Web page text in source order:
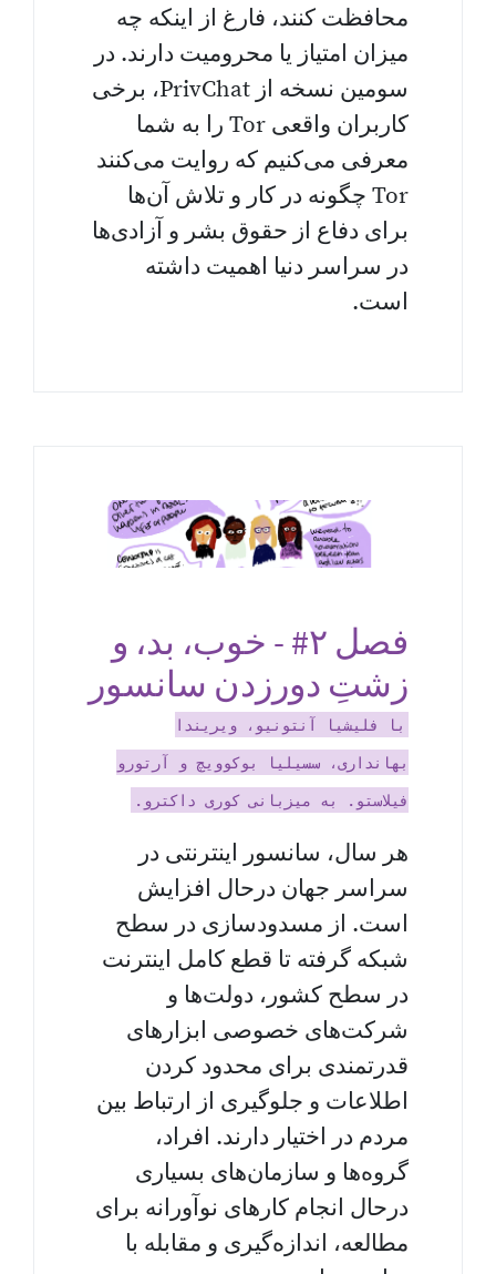
محافظت کنند، فارغ از اینکه چه
میزان امتیاز یا محرومیت دارند. در
سومین نسخه از PrivChat، برخی
کاربران واقعی Tor را به شما
معرفی می‌کنیم که روایت می‌کنند
Tor چگونه در کار و تلاش آن‌ها
برای دفاع از حقوق بشر و آزادی‌ها
در سراسر دنیا اهمیت داشته
است.
فصل ۲# - خوب، بد، و
زشتِ دورزدن سانسور
با فلیشیا آنتونیو، ویریندا
بهانداری، سسیلیا بوکوویچ و آرتورو
فیلاستو. به میزبانی کوری داکترو.
هر سال، سانسور اینترنتی در
سراسر جهان درحال افزایش
است. از مسدودسازی در سطح
شبکه گرفته تا قطع کامل اینترنت
در سطح کشور، دولت‌ها و
شرکت‌های خصوصی ابزارهای
قدرتمندی برای محدود کردن
اطلاعات و جلوگیری از ارتباط بین
مردم در اختیار دارند. افراد،
گروه‌ها و سازمان‌های بسیاری
درحال انجام کارهای نوآورانه برای
مطالعه، اندازه‌گیری و مقابله با